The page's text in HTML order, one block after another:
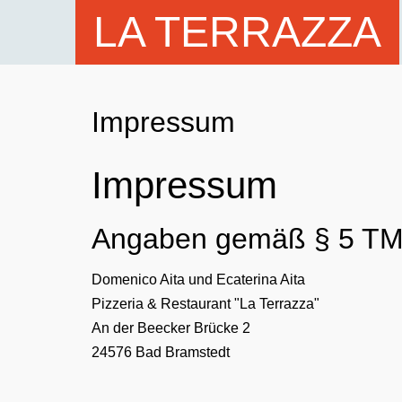
LA TERRAZZA
Impressum
Impressum
Angaben gemäß § 5
Domenico Aita und Ecaterina Aita
Pizzeria & Restaurant "La Terrazza"
An der Beecker Brücke 2
24576 Bad Bramstedt